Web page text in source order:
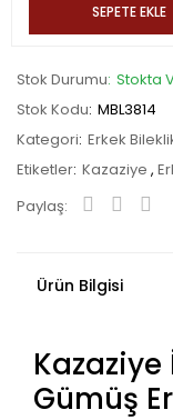
SEPETE EKLE
Stok Durumu Stokta
Stok Kodu MBL3814
Kategori Erkek
Etiketler Kazaziye ,
Paylaş:
Ürün Bilgisi
Gümüş